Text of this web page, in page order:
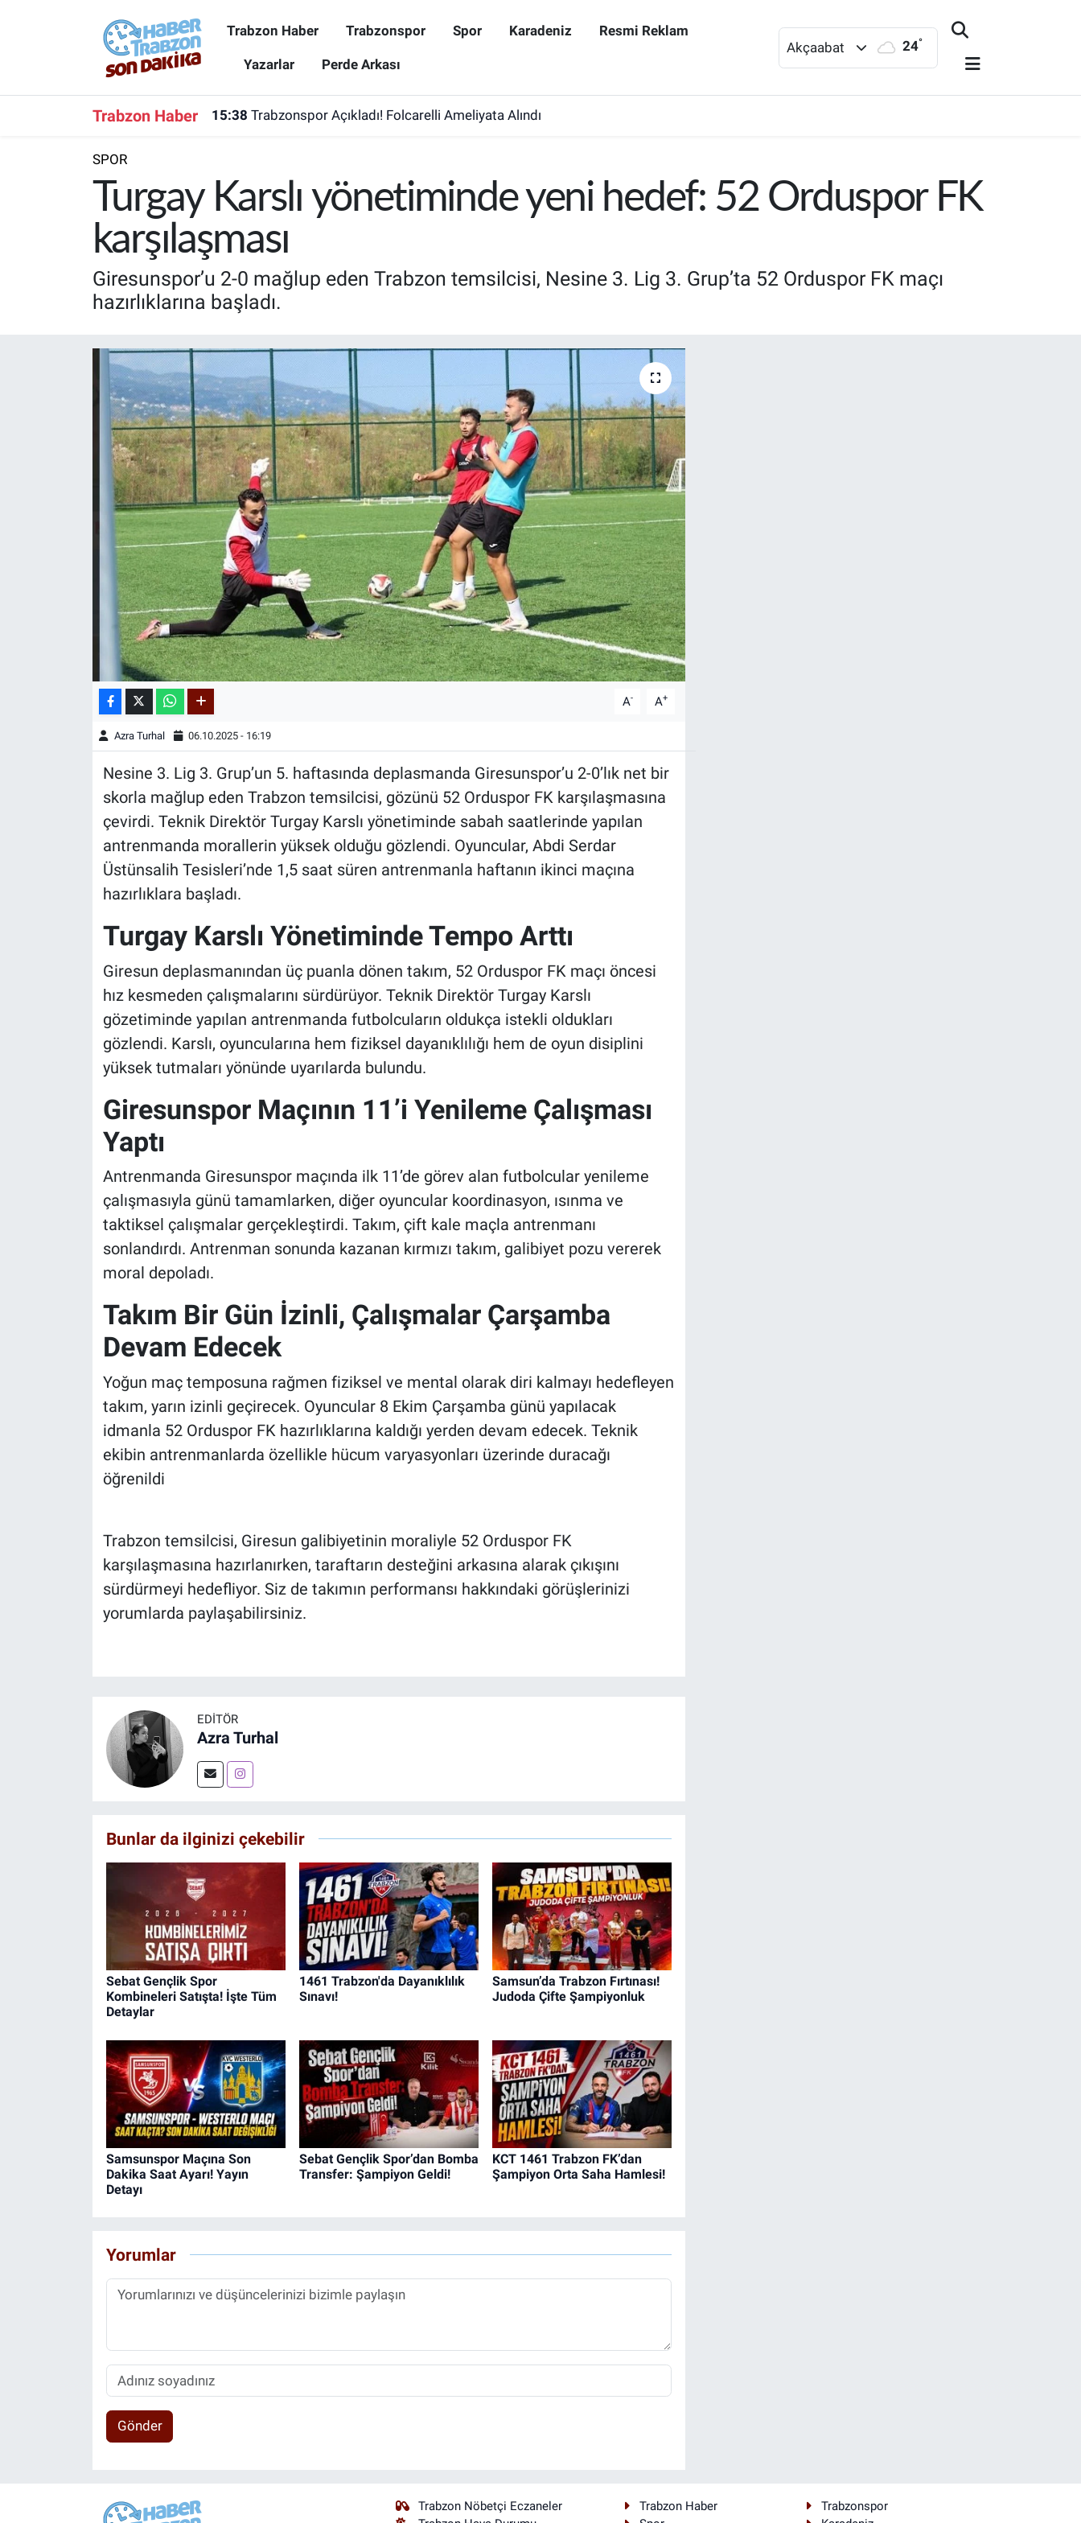
Trabzon Haber Trabzonspor Spor Karadeniz Resmi Reklam
Yazarlar Perde Arkası
Akçaabat 24°
Trabzon Haber 15:38 Trabzonspor Açıkladı! Folcarelli Ameliyata Alındı
SPOR
Turgay Karslı yönetiminde yeni hedef: 52 Orduspor FK
karşılaşması
Giresunspor’u 2-0 mağlup eden Trabzon temsilcisi, Nesine 3. Lig 3. Grup’ta 52 Orduspor FK maçı
hazırlıklarına başladı.
A- A+
Azra Turhal 06.10.2025 - 16:19
Nesine 3. Lig 3. Grup’un 5. haftasında deplasmanda Giresunspor’u 2-0’lık net bir
skorla mağlup eden Trabzon temsilcisi, gözünü 52 Orduspor FK karşılaşmasına
çevirdi. Teknik Direktör Turgay Karslı yönetiminde sabah saatlerinde yapılan
antrenmanda morallerin yüksek olduğu gözlendi. Oyuncular, Abdi Serdar
Üstünsalih Tesisleri’nde 1,5 saat süren antrenmanla haftanın ikinci maçına
hazırlıklara başladı.
Turgay Karslı Yönetiminde Tempo Arttı
Giresun deplasmanından üç puanla dönen takım, 52 Orduspor FK maçı öncesi
hız kesmeden çalışmalarını sürdürüyor. Teknik Direktör Turgay Karslı
gözetiminde yapılan antrenmanda futbolcuların oldukça istekli oldukları
gözlendi. Karslı, oyuncularına hem fiziksel dayanıklılığı hem de oyun disiplini
yüksek tutmaları yönünde uyarılarda bulundu.
Giresunspor Maçının 11’i Yenileme Çalışması
Yaptı
Antrenmanda Giresunspor maçında ilk 11’de görev alan futbolcular yenileme
çalışmasıyla günü tamamlarken, diğer oyuncular koordinasyon, ısınma ve
taktiksel çalışmalar gerçekleştirdi. Takım, çift kale maçla antrenmanı
sonlandırdı. Antrenman sonunda kazanan kırmızı takım, galibiyet pozu vererek
moral depoladı.
Takım Bir Gün İzinli, Çalışmalar Çarşamba
Devam Edecek
Yoğun maç temposuna rağmen fiziksel ve mental olarak diri kalmayı hedefleyen
takım, yarın izinli geçirecek. Oyuncular 8 Ekim Çarşamba günü yapılacak
idmanla 52 Orduspor FK hazırlıklarına kaldığı yerden devam edecek. Teknik
ekibin antrenmanlarda özellikle hücum varyasyonları üzerinde duracağı
öğrenildi
Trabzon temsilcisi, Giresun galibiyetinin moraliyle 52 Orduspor FK
karşılaşmasına hazırlanırken, taraftarın desteğini arkasına alarak çıkışını
sürdürmeyi hedefliyor. Siz de takımın performansı hakkındaki görüşlerinizi
yorumlarda paylaşabilirsiniz.
EDITÖR
Azra Turhal
Bunlar da ilginizi çekebilir
Sebat Gençlik Spor
Kombineleri Satışta! İşte Tüm
Detaylar
1461 Trabzon'da Dayanıklılık
Sınavı!
Samsun’da Trabzon Fırtınası!
Judoda Çifte Şampiyonluk
Samsunspor Maçına Son
Dakika Saat Ayarı! Yayın
Detayı
Sebat Gençlik Spor’dan Bomba
Transfer: Şampiyon Geldi!
KCT 1461 Trabzon FK’dan
Şampiyon Orta Saha Hamlesi!
Yorumlar
Gönder
Trabzon Nöbetçi Eczaneler
Trabzon Haber
Trabzonspor
Trabzon Haber
Karadeniz
Resmi Reklam
Perde Arkası
Trabzon Nöbetçi Eczaneler
Trabzon Trafik Yoğunluk Haritası
Süper Lig Puan Durumu ve Fikstür
Son Dakika Haberleri
Haber Arşivi